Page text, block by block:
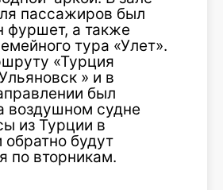
пассажиров был
фуршет, а также
тура «Улет».
«Турция
» и в
был
воздушном судне
из Турции в
обратно будут
по вторникам.